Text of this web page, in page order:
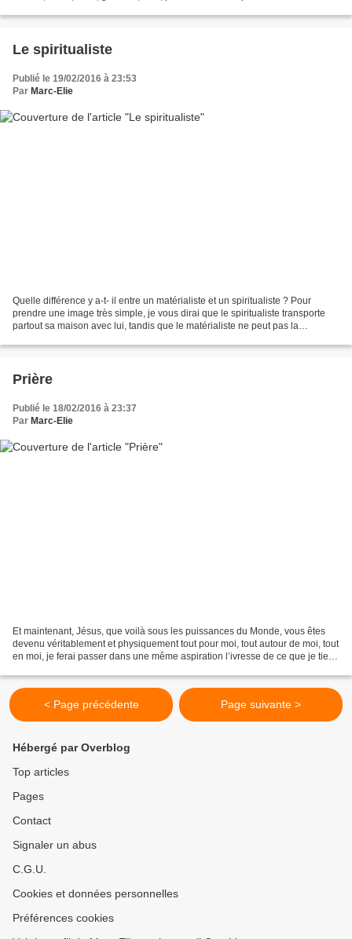
Le spiritualiste
Publié le 19/02/2016 à 23:53
Par Marc-Elie
Quelle différence y a-t- il entre un matérialiste et un spiritualiste ? Pour
prendre une image très simple, je vous dirai que le spiritualiste transporte
partout sa maison avec lui, tandis que le matérialiste ne peut pas la
Prière
Publié le 18/02/2016 à 23:37
Par Marc-Elie
Et maintenant, Jésus, que voilà sous les puissances du Monde, vous êtes
devenu véritablement et physiquement tout pour moi, tout autour de moi, tout
en moi, je ferai passer dans une même aspiration l’ivresse de ce que je tiens
< Page précédente Page suivante >
Hébergé par Overblog
Top articles
Pages
Contact
Signaler un abus
C.G.U.
Cookies et données personnelles
Préférences cookies